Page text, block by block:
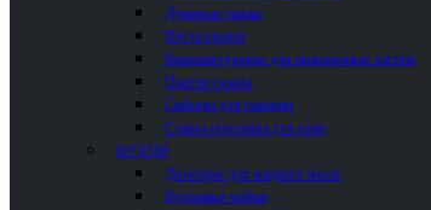
Душевые трапы
Инсталляции
Комплектующие для инженерных систем
Панели смыва
Сифоны для раковин
Сливы-переливы для ванн
КУХНЯ
Дозаторы для жидкого мыла
Кухонные мойки